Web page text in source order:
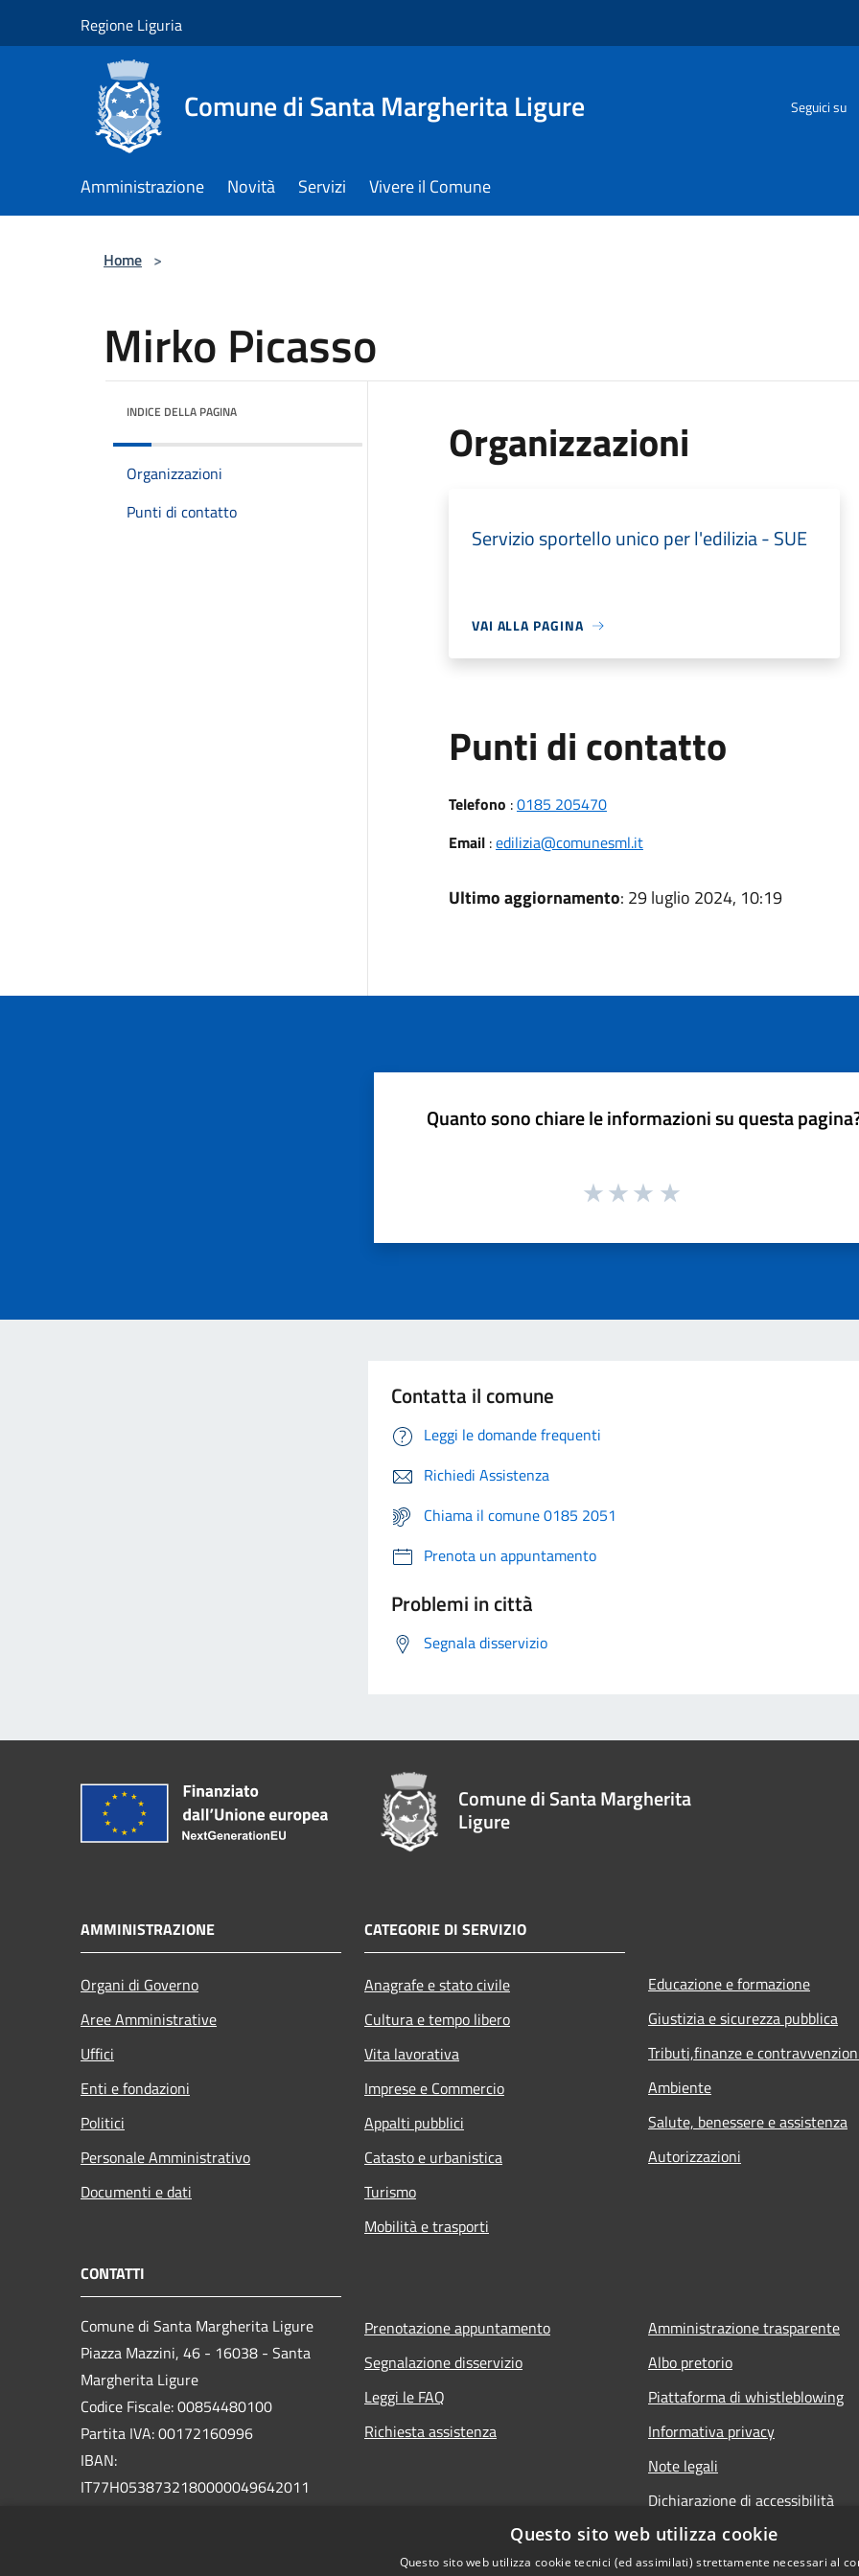
Regione Liguria
Comune di Santa Margherita Ligure Seguici su
Amministrazione Novità Servizi Vivere il Comune
Home >
Mirko Picasso
INDICE DELLA PAGINA
Organizzazioni
Punti di contatto
Organizzazioni
Servizio sportello unico per l'edilizia - SUE
VAI ALLA PAGINA
Punti di contatto
Telefono :0185 205470
Email:edilizia@comunesml.it
Ultimo aggiornamento: 29 luglio 2024, 10:19
Quanto sono chiare le informazioni su questa
Contatta il comune
Leggi le domande frequenti
Richiedi Assistenza
Chiama il comune 0185 2051
Prenota un appuntamento
Problemi in città
Segnala disservizio
Comune di Santa Margherita
Ligure
AMMINISTRAZIONE
Organi di Governo
Aree Amministrative
Uffici
Enti e fondazioni
Politici
Personale Amministrativo
Documenti e dati
CATEGORIE DI SERVIZIO
Anagrafe e stato civile
Cultura e tempo libero
Vita lavorativa
Imprese e Commercio
Appalti pubblici
Catasto e urbanistica
Turismo
Mobilità e trasporti
Educazione e formazione
Giustizia e sicurezza pubblica
Tributi,finanze e
Ambiente
Salute, benessere e assistenza
Autorizzazioni
CONTATTI
Comune di Santa Margherita Ligure
Piazza Mazzini, 46 - 16038 - Santa
Margherita Ligure
Codice Fiscale: 00854480100
Partita IVA: 00172160996
IBAN:
IT77H0538732180000049642011
Prenotazione appuntamento
Segnalazione disservizio
Leggi le FAQ
Richiesta assistenza
Amministrazione trasparente
Albo pretorio
Piattaforma di whistleblowing
Informativa privacy
Note legali
Dichiarazione di accessibilità
Questo sito web utilizza cookie
Questo sito web utilizza cookie tecnici (ed assimilati) strettamente necessari al